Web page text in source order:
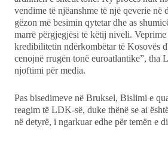
vendime të njëanshme të një qeverie në
gëzon më besimin qytetar dhe as
marrë përgjegjësi të këtij niveli.
kredibilitetin ndërkombëtar të Kosovës
cenojnë rrugën tonë euroatlantike”, tha
njoftimi për media.
Pas bisedimeve në Bruksel, Bislimi e
reagim të LDK-së, duke thënë se ai
në detyrë, i ngarkuar edhe për temën e